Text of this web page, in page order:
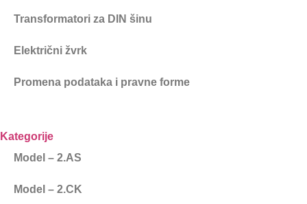
Transformatori za DIN šinu
Električni žvrk
Promena podataka i pravne forme
Kategorije
Model – 2.AS
Model – 2.CK